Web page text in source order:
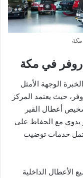
في مكة
الوجهة الأمثل
حيث يعتمد المركز
أعطال القير
يدوي مع الحفاظ على
خدمات توضيب
الأعطال الداخلية